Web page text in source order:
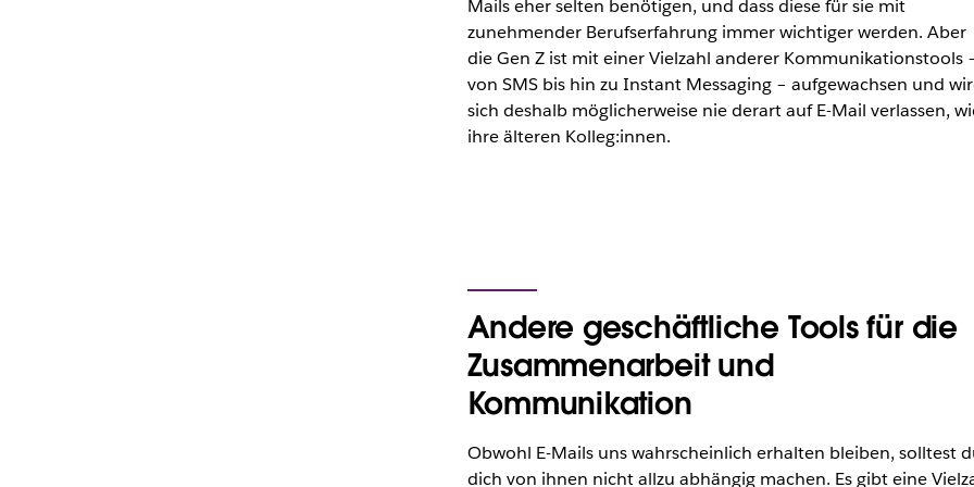
Mails eher selten benötigen, und dass diese für sie mit
zunehmender Berufserfahrung immer wichtiger werden. Aber
die Gen Z ist mit einer Vielzahl anderer Kommunikationstools
von SMS bis hin zu Instant Messaging – aufgewachsen und
sich deshalb möglicherweise nie derart auf E-Mail verlassen,
ihre älteren Kolleg:innen.
Andere geschäftliche Tools für die
Zusammenarbeit und
Kommunikation
Obwohl E-Mails uns wahrscheinlich erhalten bleiben, solltest
dich von ihnen nicht allzu abhängig machen. Es gibt eine